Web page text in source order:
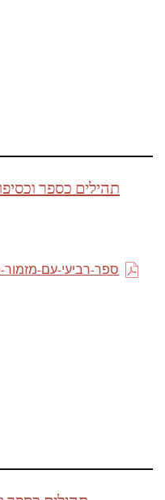
תהילים כספר
ספר-רביעי-עם-